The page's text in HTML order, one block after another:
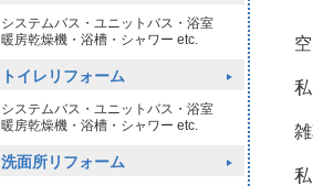
システムバス・ユニットバス・浴室
暖房乾燥機・浴槽・シャワー etc.
トイレリフォーム
システムバス・ユニットバス・浴室
暖房乾燥機・浴槽・シャワー etc.
洗面所リフォーム